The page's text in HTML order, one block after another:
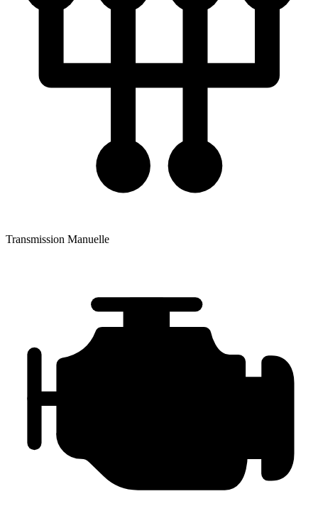
Transmission Manuelle